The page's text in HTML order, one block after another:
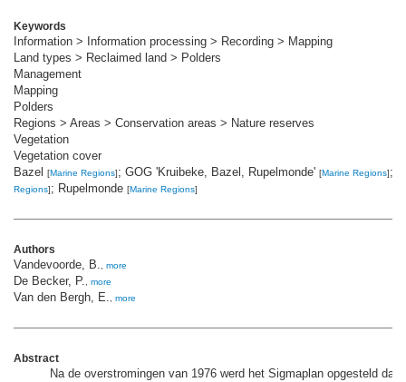
Keywords
Information > Information processing > Recording > Mapping
Land types > Reclaimed land > Polders
Management
Mapping
Polders
Regions > Areas > Conservation areas > Nature reserves
Vegetation
Vegetation cover
Bazel
[Marine Regions]; GOG 'Kruibeke, Bazel, Rupelmonde' [Marine Regions];
Regions]; Rupelmonde [Marine Regions]
Authors
Vandevoorde, B., more
De Becker, P., more
Van den Bergh, E., more
Abstract
Na de overstromingen van 1976 werd het Sigmaplan opgesteld dat